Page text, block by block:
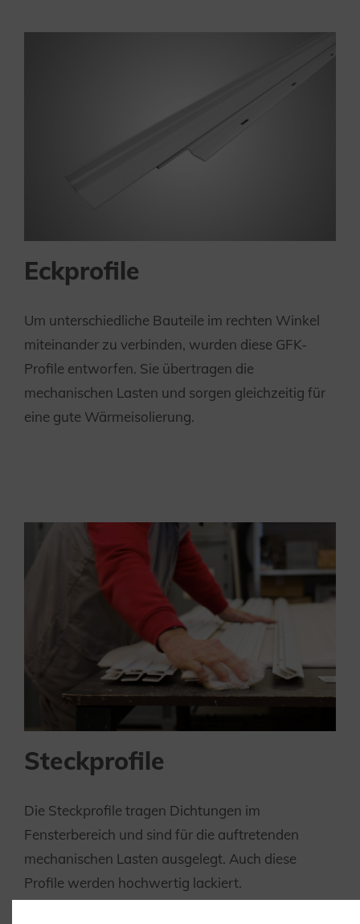
Eckprofile
Um unterschiedliche Bauteile im rechten Winkel
miteinander zu verbinden, wurden diese GFK-
Profile entworfen. Sie übertragen die
mechanischen Lasten und sorgen gleichzeitig für
eine gute Wärmeisolierung.
Steckprofile
Die Steckprofile tragen Dichtungen im
Fensterbereich und sind für die auftretenden
mechanischen Lasten ausgelegt. Auch diese
Profile werden hochwertig lackiert.